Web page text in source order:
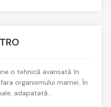
o tehnică avansată în
organismului mamei. În
adapatată…